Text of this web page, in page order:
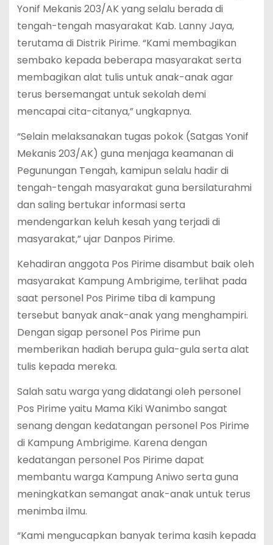
Yonif Mekanis 203/AK yang selalu berada di
tengah-tengah masyarakat Kab. Lanny Jaya,
terutama di Distrik Pirime. “Kami membagikan
sembako kepada beberapa masyarakat serta
membagikan alat tulis untuk anak-anak agar
terus bersemangat untuk sekolah demi
mencapai cita-citanya,” ungkapnya.
“Selain melaksanakan tugas pokok (Satgas Yonif
Mekanis 203/AK) guna menjaga keamanan di
Pegunungan Tengah, kamipun selalu hadir di
tengah-tengah masyarakat guna bersilaturahmi
dan saling bertukar informasi serta
mendengarkan keluh kesah yang terjadi di
masyarakat,” ujar Danpos Pirime.
Kehadiran anggota Pos Pirime disambut baik oleh
masyarakat Kampung Ambrigime, terlihat pada
saat personel Pos Pirime tiba di kampung
tersebut banyak anak-anak yang menghampiri.
Dengan sigap personel Pos Pirime pun
memberikan hadiah berupa gula-gula serta alat
tulis kepada mereka.
Salah satu warga yang didatangi oleh personel
Pos Pirime yaitu Mama Kiki Wanimbo sangat
senang dengan kedatangan personel Pos Pirime
di Kampung Ambrigime. Karena dengan
kedatangan personel Pos Pirime dapat
membantu warga Kampung Aniwo serta guna
meningkatkan semangat anak-anak untuk terus
menimba ilmu.
“Kami mengucapkan banyak terima kasih kepada